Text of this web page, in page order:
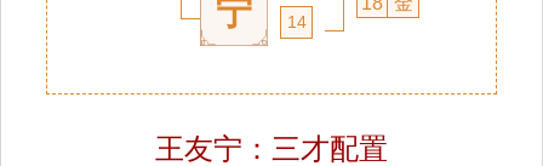
宁 14
王友宁：三才配置